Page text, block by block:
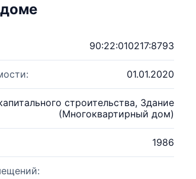
90:22:010217:8793
01.01.2020
строительства, Здание
(Многоквартирный дом)
1986